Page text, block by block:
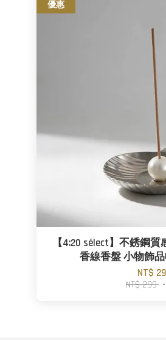
優惠
【4:20 sélect】不銹鋼
香線香盤 小物飾
NT$
NT$ 299